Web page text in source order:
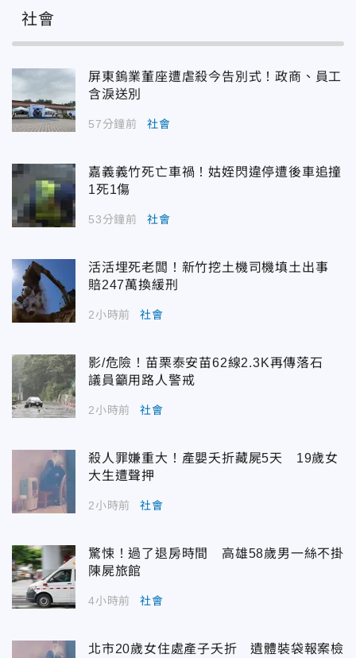
社會
屏東鎢業董座遭虐殺今告別式！政商、員工
含淚送別
57分鐘前 社會
嘉義義竹死亡車禍！姑姪閃違停遭後車追撞
1死1傷
53分鐘前 社會
活活埋死老闆！新竹挖土機司機填土出事
賠247萬換緩刑
2小時前 社會
影/危險！苗栗泰安苗62線2.3K再傳落石
議員籲用路人警戒
2小時前 社會
殺人罪嫌重大！產嬰夭折藏屍5天 19歲女
大生遭聲押
2小時前 社會
驚悚！過了退房時間 高雄58歲男一絲不掛
陳屍旅館
4小時前 社會
北市20歲女住處產子夭折 遺體裝袋報案檢